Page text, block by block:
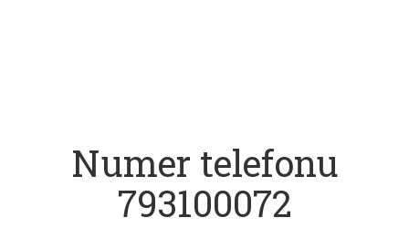
Numer telefonu
793100072